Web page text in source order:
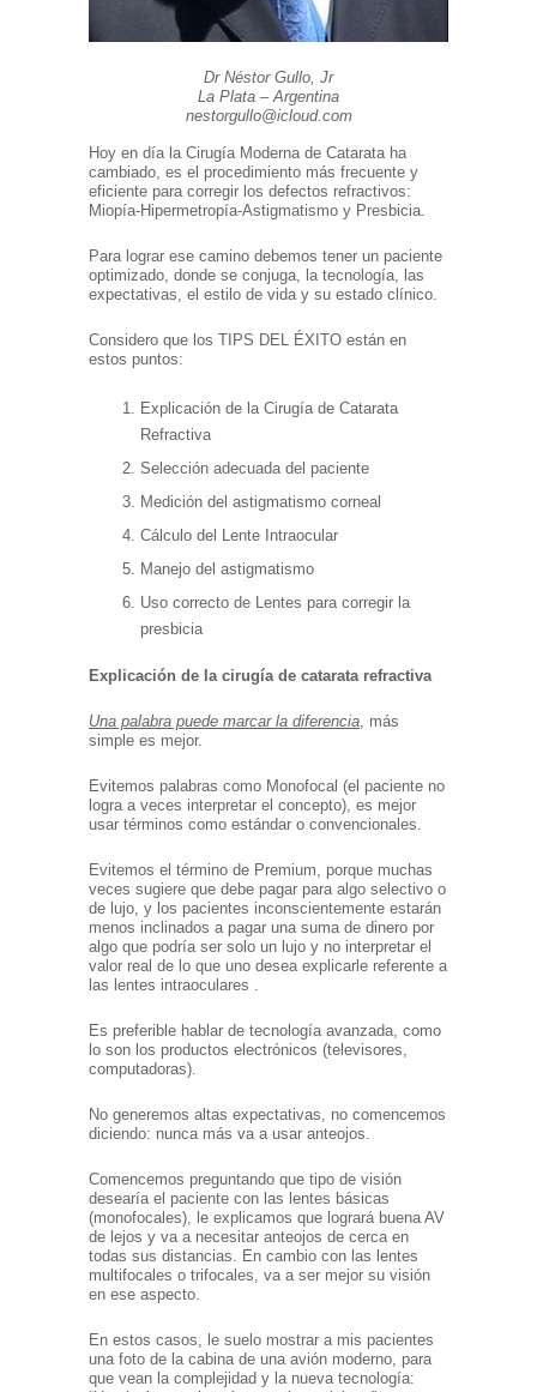
Dr Néstor Gullo, Jr
La Plata – Argentina
nestorgullo@icloud.com
Hoy en día la Cirugía Moderna de Catarata ha
cambiado, es el procedimiento más frecuente y
eficiente para corregir los defectos refractivos:
Miopía-Hipermetropía-Astigmatismo y Presbicia.
Para lograr ese camino debemos tener un paciente
optimizado, donde se conjuga, la tecnología, las
expectativas, el estilo de vida y su estado clínico.
Considero que los TIPS DEL ÉXITO están en
estos puntos:
Explicación de la Cirugía de Catarata
Refractiva
Selección adecuada del paciente
Medición del astigmatismo corneal
Cálculo del Lente Intraocular
Manejo del astigmatismo
Uso correcto de Lentes para corregir la
presbicia
Explicación de la cirugía de catarata refractiva
Una palabra puede marcar la diferencia , más
simple es mejor.
Evitemos palabras como Monofocal (el paciente no
logra a veces interpretar el concepto), es mejor
usar términos como estándar o convencionales.
Evitemos el término de Premium, porque muchas
veces sugiere que debe pagar para algo selectivo o
de lujo, y los pacientes inconscientemente estarán
menos inclinados a pagar una suma de dinero por
algo que podría ser solo un lujo y no interpretar el
valor real de lo que uno desea explicarle referente a
las lentes intraoculares .
Es preferible hablar de tecnología avanzada, como
lo son los productos electrónicos (televisores,
computadoras).
No generemos altas expectativas, no comencemos
diciendo: nunca más va a usar anteojos.
Comencemos preguntando que tipo de visión
desearía el paciente con las lentes básicas
(monofocales), le explicamos que logrará buena AV
de lejos y va a necesitar anteojos de cerca en
todas sus distancias. En cambio con las lentes
multifocales o trifocales, va a ser mejor su visión
en ese aspecto.
En estos casos, le suelo mostrar a mis pacientes
una foto de la cabina de una avión moderno, para
que vean la complejidad y la nueva tecnología: